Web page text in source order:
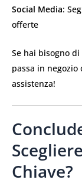
Social Media:
offerte
Se hai bisogno di
passa in negozio
assistenza!
Chiave?